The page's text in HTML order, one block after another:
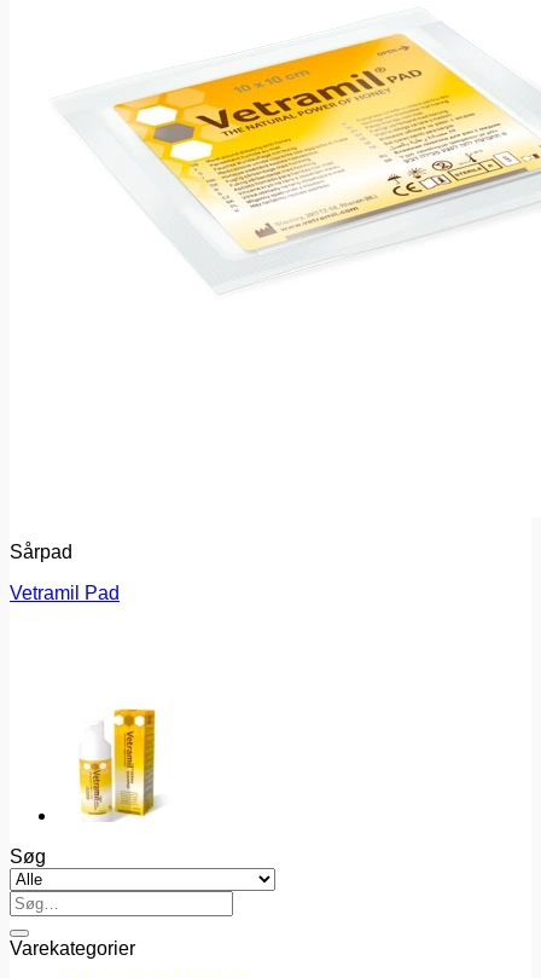
Sårpad
Vetramil Pad
Søg
Søg
efter:
Varekategorier